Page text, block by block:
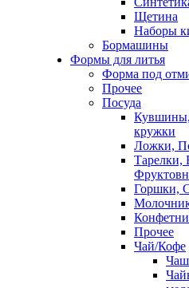
Щетина
Наборы
Бормашины
Формы для литья
Форма под
Прочее
Посуда
кружки
Ложки,
Горшки,
Прочее
Чай/Кофе